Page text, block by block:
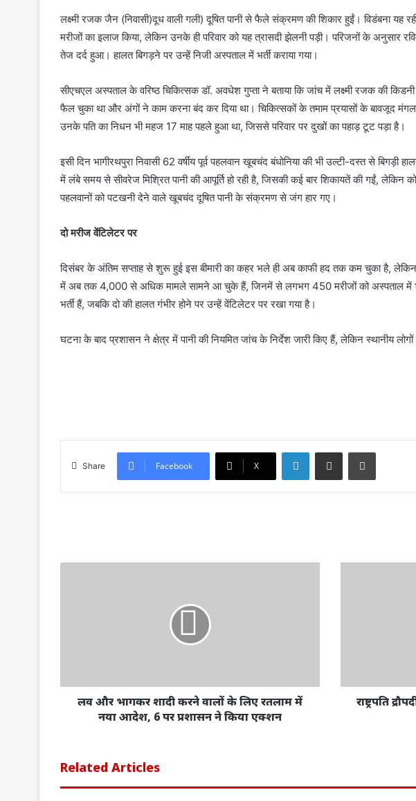
लक्ष्मी रजक जैन (निवासी)दूध वाली गली) दूषित पानी से फैले संक्रमण की शिकार हुईं। विडंबना यह
मरीजों का इलाज किया, लेकिन उनके ही परिवार को यह त्रासदी झेलनी पड़ी। परिजनों के अनुसार
तेज दर्द हुआ। हालत बिगड़ने पर उन्हें निजी अस्पताल में भर्ती कराया गया।
सीएचएल अस्पताल के वरिष्ठ चिकित्सक डॉ. अवधेश गुप्ता ने बताया कि जांच में लक्ष्मी रजक की
फैल चुका था और अंगों ने काम करना बंद कर दिया था। चिकित्सकों के तमाम प्रयासों के बावजूद
उनके पति का निधन भी महज 17 माह पहले हुआ था, जिससे परिवार पर दुखों का पहाड़ टूट पड़ा है।
इसी दिन भागीरथपुरा निवासी 62 वर्षीय पूर्व पहलवान खूबचंद बंधोनिया की भी उल्टी-दस्त से बिगड़ी
में लंबे समय से सीवरेज मिश्रित पानी की आपूर्ति हो रही है, जिसकी कई बार शिकायतें की गईं, लेकिन
पहलवानों को पटखनी देने वाले खूबचंद दूषित पानी के संक्रमण से जंग हार गए।
दो मरीज वेंटिलेटर पर
दिसंबर के अंतिम सप्ताह से शुरू हुई इस बीमारी का कहर भले ही अब काफी हद तक कम चुका है, लेकिन
में अब तक 4,000 से अधिक मामले सामने आ चुके हैं, जिनमें से लगभग 450 मरीजों को अस्पताल में
भर्ती हैं, जबकि दो की हालत गंभीर होने पर उन्हें वेंटिलेटर पर रखा गया है।
घटना के बाद प्रशासन ने क्षेत्र में पानी की नियमित जांच के निर्देश जारी किए हैं, लेकिन स्थानीय
Share Facebook X
LinkedInShare via Email Print
लव और भागकर शादी करने वालों के लिए रतलाम में
नया आदेश, 6 पर प्रशासन ने किया एक्शन
राष्ट्रपति
Related Articles